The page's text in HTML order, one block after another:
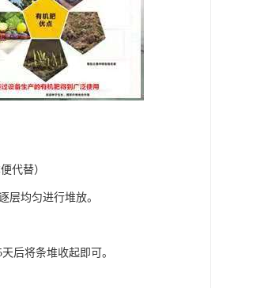
代替）
层均匀进行堆放。
后将条堆收起即可。